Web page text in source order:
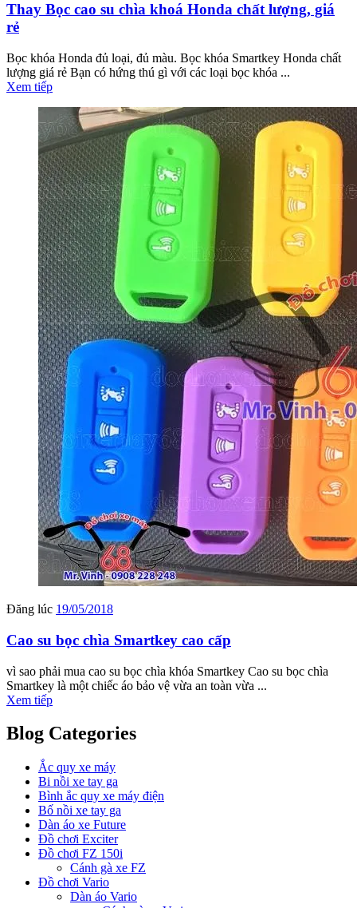
Thay Bọc cao su chìa khoá Honda chất lượng, giá
rẻ
Bọc khóa Honda đủ loại, đủ màu. Bọc khóa Smartkey Honda chất
lượng giá rẻ Bạn có hứng thú gì với các loại bọc khóa ...
Xem tiếp
Đăng lúc 19/05/2018
Cao su bọc chìa Smartkey cao cấp
vì sao phải mua cao su bọc chìa khóa Smartkey Cao su bọc chìa
Smartkey là một chiếc áo bảo vệ vừa an toàn vừa ...
Xem tiếp
Blog Categories
Ắc quy xe máy
Bi nồi xe tay ga
Bình ắc quy xe máy điện
Bố nồi xe tay ga
Dàn áo xe Future
Đồ chơi Exciter
Đồ chơi FZ 150i
Cánh gà xe FZ
Đồ chơi Vario
Dàn áo Vario